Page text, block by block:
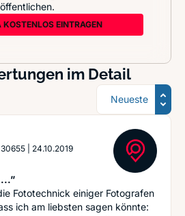
KOSTENLOS EINTRAGEN
im Detail
Sortierung
24.10.2019
Fototechnick einiger Fotografen
ich am liebsten sagen könnte: